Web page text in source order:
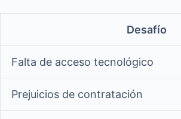
Desafío
Falta de acceso tecnológico
Prejuicios de contratación